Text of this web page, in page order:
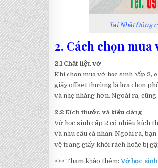
Tại Nhật Đông
2. Cách chọn mua
2.1 Chất liệu vở
Khi chọn mua vở học sinh cấp 2,
giấy offset thường là lựa chọn
và nhẹ nhàng hơn. Ngoài ra,
2.2 Kích thước và kiểu dáng
Vở học sinh cấp 2 có nhiều kích
và nhu cầu cá nhân. Ngoài ra,
vệ trang giấy khỏi rách hoặc bị
>>> Tham khảo thêm:Vở học